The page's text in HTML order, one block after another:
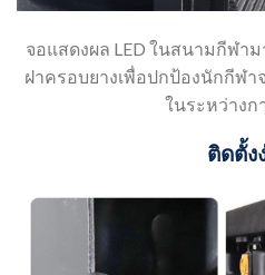
จอแสดงผล LED ในสนามกีฬ
ฝาครอบยางเพื่อปกป้องนักกีฬา
ในระหว่าง
ติดตั้ง